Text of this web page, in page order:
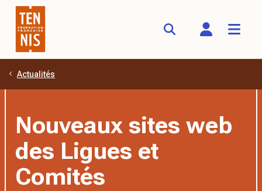
Aller au contenu principal
Actualités
Nouveaux sites web
des Ligues et
Comités